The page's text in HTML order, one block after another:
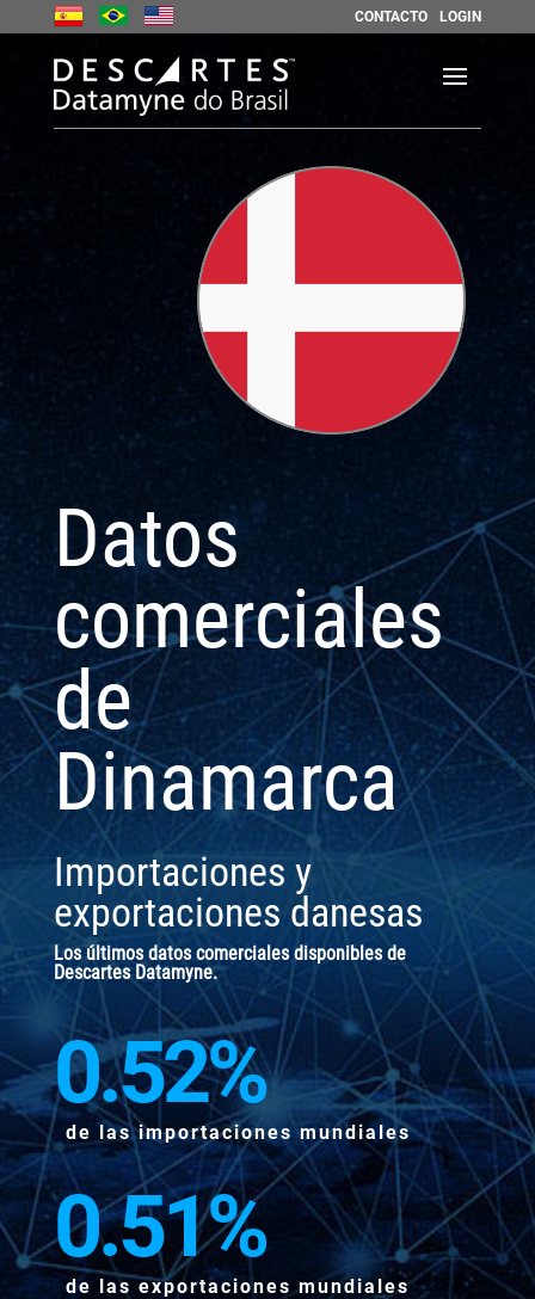
CONTACTO LOGIN
Datos
comerciales
de
Dinamarca
Importaciones y
exportaciones danesas
Los últimos datos comerciales disponibles de
Descartes Datamyne.
0.52%
de las importaciones mundiales
0.51%
de las exportaciones mundiales